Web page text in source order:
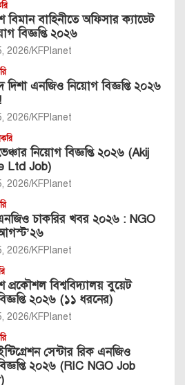
বিমান বাহিনীতে অফিসার ক্যাডেট
বিজ্ঞপ্তি ২০২৬
2026 KFPlanet
এনজিও নিয়োগ বিজ্ঞপ্তি ২০২৬
2026 KFPlanet
নিয়োগ বিজ্ঞপ্তি ২০২৬ (Akij
Ltd Job)
2026 KFPlanet
চাকরির খবর ২০২৬ : NGO
2026 KFPlanet
প্রকৌশল বিশ্ববিদ্যালয় বুয়েট
২০২৬ (১১ ধরনের)
2026 KFPlanet
সেন্টার রিক এনজিও
২০২৬ (RIC NGO Job